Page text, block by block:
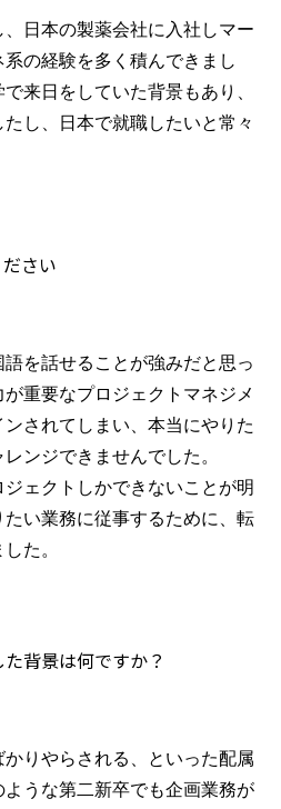
日本の製薬会社に入社しマー
の経験を多く積んできまし
来日をしていた背景もあり、
し、日本で就職したいと常々
さい
を話せることが強みだと思っ
重要なプロジェクトマネジメ
されてしまい、本当にやりた
ンジできませんでした。
ェクトしかできないことが明
い業務に従事するために、転
た。
背景は何ですか？
りやらされる、といった配属
うな第二新卒でも企画業務が